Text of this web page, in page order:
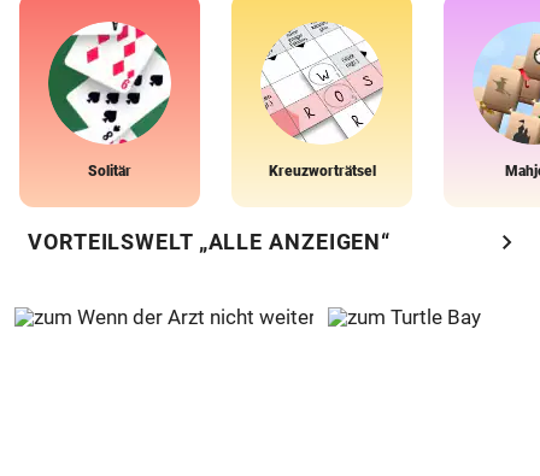
Solitär Kreuzworträtsel
VORTEILSWELT „ALLE ANZEIGEN“ chevron_right